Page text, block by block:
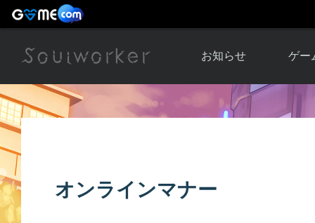
お知らせ
お知らせ一覧
運営通信
ゲー
ソウ
オンラインマナー